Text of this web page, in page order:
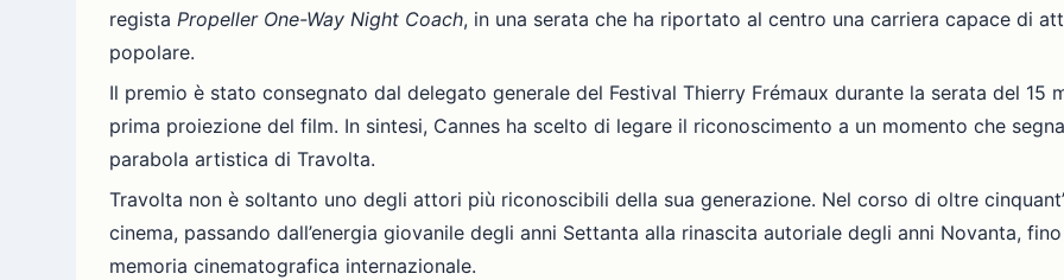
regista Propeller One-Way Night Coach, in una serata che ha riportato al centro una carriera capace di
popolare.
Il premio è stato consegnato dal delegato generale del Festival Thierry Frémaux durante la serata del
prima proiezione del film. In sintesi, Cannes ha scelto di legare il riconoscimento a un momento che
parabola artistica di Travolta.
Travolta non è soltanto uno degli attori più riconoscibili della sua generazione. Nel corso di oltre
cinema, passando dall’energia giovanile degli anni Settanta alla rinascita autoriale degli anni Novanta,
memoria cinematografica internazionale.